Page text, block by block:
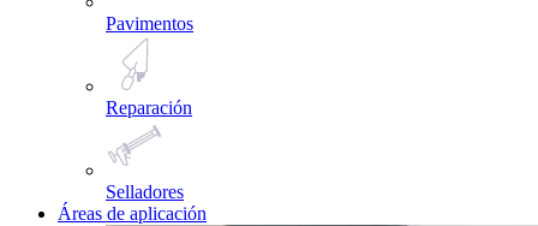
Pavimentos
Reparación
Selladores
Áreas de aplicación